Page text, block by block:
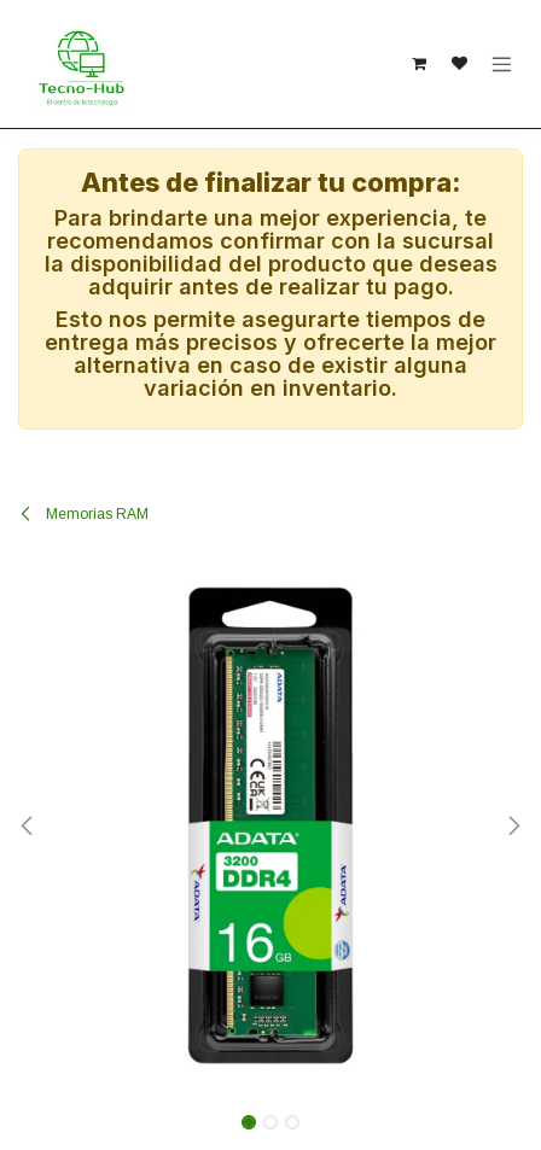
Antes de finalizar tu compra:
Para brindarte una mejor experiencia, te
recomendamos confirmar con la sucursal
la disponibilidad del producto que deseas
adquirir antes de realizar tu pago.
Esto nos permite asegurarte tiempos de
entrega más precisos y ofrecerte la mejor
alternativa en caso de existir alguna
variación en inventario.
Memorias RAM